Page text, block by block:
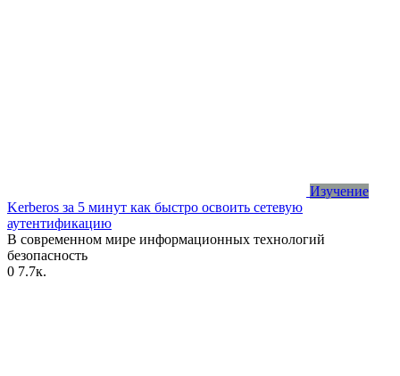
Изучение
Kerberos за 5 минут как быстро освоить сетевую
аутентификацию
В современном мире информационных технологий
безопасность
0 7.7к.